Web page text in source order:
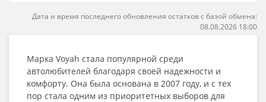
Дата и время последнего обновления остатков с базой обмена:
08.08.2026 18:00
Марка Voyah стала популярной среди
автолюбителей благодаря своей надежности и
комфорту. Она была основана в 2007 году, и с тех
пор стала одним из приоритетных выборов для